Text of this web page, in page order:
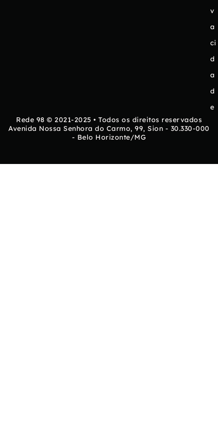
v
a
ci
d
a
d
e
Rede 98 © 2021-2025 • Todos os direitos reservados
Avenida Nossa Senhora do Carmo, 99, Sion - 30.330-000
- Belo Horizonte/MG